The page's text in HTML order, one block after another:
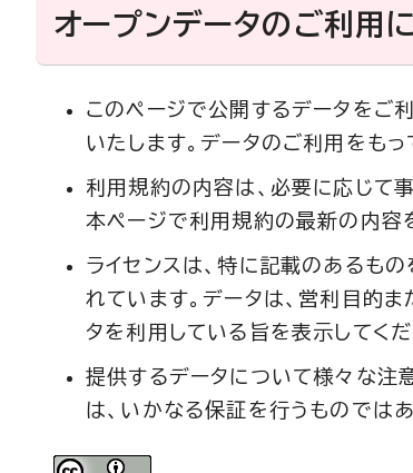
オープンデータのご利用
このページで公開するデータをご
いたします。データのご利用をも
利用規約の内容は、必要に応じて
本ページで利用規約の最新の内容
ライセンスは、特に記載のあるも
れています。データは、営利目的
タを利用している旨を表示してくだ
提供するデータについて様々な注
は、いかなる保証を行うものでは